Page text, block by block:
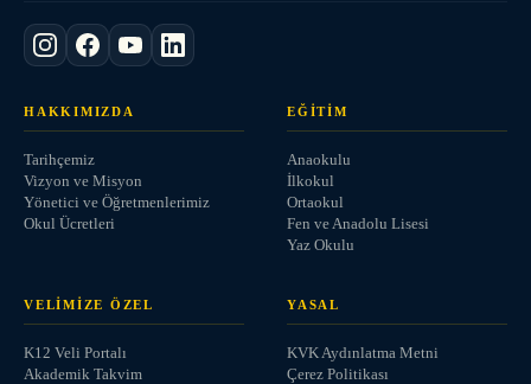
HAKKIMIZDA
Tarihçemiz
Vizyon ve Misyon
Yönetici ve Öğretmenlerimiz
Okul Ücretleri
EĞITIM
Anaokulu
İlkokul
Ortaokul
Fen ve Anadolu Lisesi
Yaz Okulu
VELIMIZE ÖZEL
K12 Veli Portalı
Akademik Takvim
YASAL
KVK Aydınlatma Metni
Çerez Politikası